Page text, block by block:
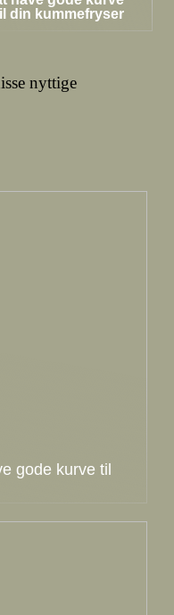
din kummefryser
nyttige
gode kurve til